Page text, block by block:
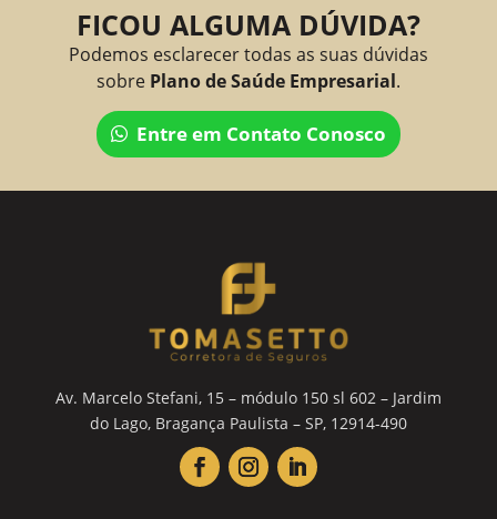
FICOU ALGUMA DÚVIDA?
Podemos esclarecer todas as suas dúvidas
sobre Plano de Saúde Empresarial.
Entre em Contato Conosco
Av. Marcelo Stefani, 15 – módulo 150 sl 602 – Jardim
do Lago, Bragança Paulista – SP, 12914-490